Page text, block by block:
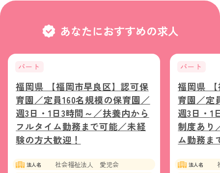
あなたにおすすめの求人
パート
福岡県 【福岡市早良区】認可保
育園／定員160名規模の保育園／
週3日・1日3時間～／扶養内から
フルタイム勤務まで可能／未経
験の方大歓迎！
法人名 社会福祉法人 愛児会
パート
福岡県
育園／定
週3日・1
制度あり
ム勤務ま
法人名